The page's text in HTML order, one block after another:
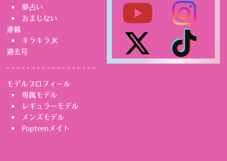
夢占い
おまじない
連載
キラキラJK
過去号
モデルプロフィール
専属モデル
レギュラーモデル
メンズモデル
Popteenメイト